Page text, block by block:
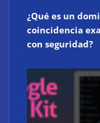
¿Qué es un
coincidencia
con seguridad?